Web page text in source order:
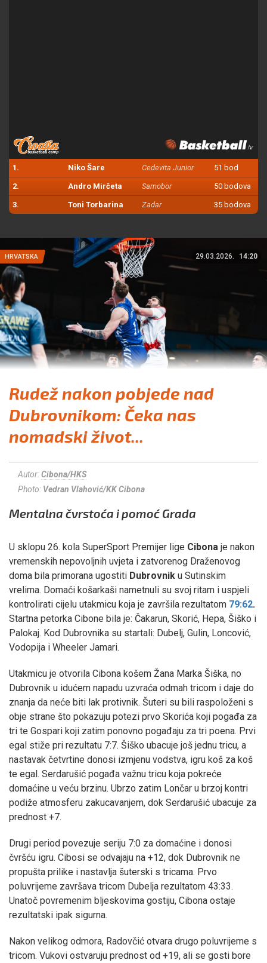
1. Niko Šare Cedevita Junior 51 bod
2. Andro Mirčeta Samobor 50 bodova
3. Toni Torbarina Zadar 35 bodova
HRVATSKA 29.03.2026. 14:20
Rudež nakon pobjede nad
Dubrovnikom: Čeka nas
nomadski život...
Autor:Cibona/HKS
Photo: Vedran Vlahović/KK Cibona
Mentalna čvrstoća i pomoć Grada
U sklopu 26. kola SuperSport Premijer lige Cibona je nakon
vremenskih nepovoljnih uvjeta i zatvorenog Draženovog
doma bila primorana ugostiti Dubrovnik u Sutinskim
vrelima. Domaći košarkaši nametnuli su svoj ritam i uspjeli
kontrolirati cijelu utakmicu koja je završila rezultatom 79:62.
Startna petorka Cibone bila je: Čakarun, Skorić, Hepa, Šiško i
Palokaj. Kod Dubrovnika su startali: Dubelj, Gulin, Loncović,
Vodopija i Wheeler Jamari.
Utakmicu je otvorila Cibona košem Žana Marka Šiška, no
Dubrovnik u idućem napadu uzvraća odmah tricom i daje do
znanja da neće biti lak protivnik. Šuteri su bili raspoloženi s
obje strane što pokazuju potezi prvo Skorića koji pogađa za
tri te Gospari koji zatim ponovno pogađaju za tri poena. Prvi
egal stiže pri rezultatu 7:7. Šiško ubacuje još jednu tricu, a
nastavak četvrtine donosi izmjenu vodstva, igru koš za koš
te egal. Serdarušić pogađa važnu tricu koja pokreće
domaćine u veću brzinu. Ubrzo zatim Lončar u brzoj kontri
podiže atmosferu zakucavanjem, dok Serdarušić ubacuje za
prednost +7.
Drugi period povezuje seriju 7:0 za domaćine i donosi
čvršću igru. Cibosi se odvajaju na +12, dok Dubrovnik ne
propušta prilike i nastavlja šuterski s tricama. Prvo
poluvrijeme završava tricom Dubelja rezultatom 43:33.
Unatoč povremenim bljeskovima gostiju, Cibona ostaje
rezultatski ipak sigurna.
Nakon velikog odmora, Radovčić otvara drugo poluvrijeme s
tricom. Vukovi ostvaruju prednost od +19, ali se gosti bore